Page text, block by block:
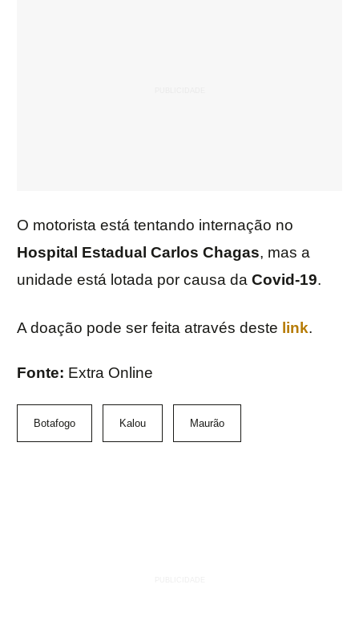
O motorista está tentando internação no
Hospital Estadual Carlos Chagas, mas a
unidade está lotada por causa da Covid-19.
A doação pode ser feita através deste link.
Fonte: Extra Online
Botafogo Kalou Maurão